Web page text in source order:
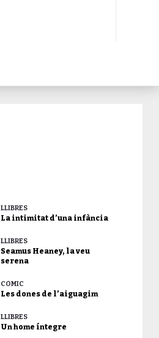
LLIBRES
La intimitat d’una infància
LLIBRES
Seamus Heaney, la veu
serena
CÒMIC
Les dones de l’aiguagim
LLIBRES
Un home íntegre